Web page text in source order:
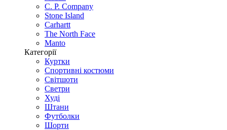
C. P. Company
Stone Island
Carhartt
The North Face
Manto
Категорії
Куртки
Спортивні костюми
Світшоти
Светри
Худі
Штани
Футболки
Шорти